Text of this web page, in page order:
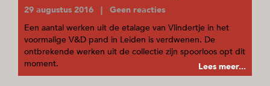
29 augustus 2016 | Geen reacties
Een aantal werken uit de etalage van Vlindertje in het
voormalige V&D pand in Leiden is verdwenen. De
ontbrekende werken uit de collectie zijn spoorloos opt dit
moment.
Lees meer...